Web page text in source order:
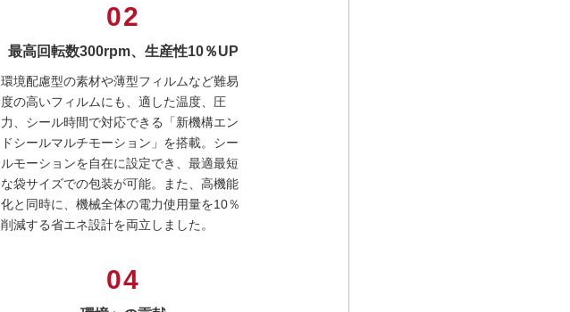
02
最高回転数300rpm、生産性10％UP
環境配慮型の素材や薄型フィルムなど難易
度の高いフィルムにも、適した温度、圧
力、シール時間で対応できる「新機構エン
ドシールマルチモーション」を搭載。シー
ルモーションを自在に設定でき、最適最短
な袋サイズでの包装が可能。また、高機能
化と同時に、機械全体の電力使用量を10％
削減する省エネ設計を両立しました。
04